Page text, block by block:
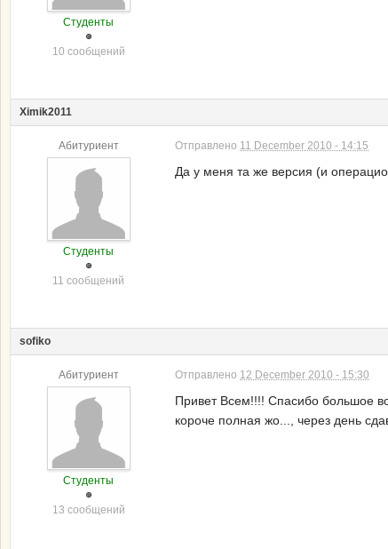
Студенты
10 сообщений
Ximik2011
Абитуриент
Студенты
11 сообщений
Отправлено 11 December 2010 - 14:15
Да у меня та же версия (и
sofiko
Абитуриент
Студенты
13 сообщений
Отправлено 12 December 2010 - 15:30
Привет Всем!!!! Спасибо большое
короче полная жо..., через день